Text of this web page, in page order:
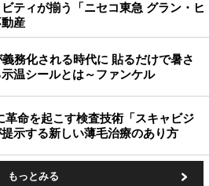
ティが揃う「ニセコ東急 グラン・ヒ
産
務化される時代に 貼るだけで暑さ
温シールとは～ファンケル
命を起こす検査技術「スキャビジ
示する新しい薄毛治療のあり方
もっとみる